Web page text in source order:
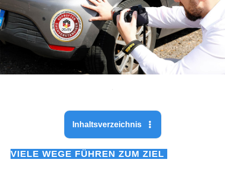
Inhaltsverzeichnis
VIELE WEGE FÜHREN ZUM ZIEL